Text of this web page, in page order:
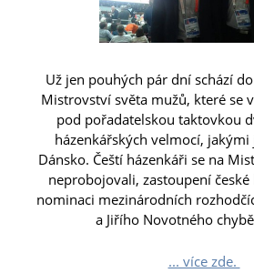
Už jen pouhých pár dní schází
Mistrovství světa mužů, které se
pod pořadatelskou taktovkou
házenkářských velmocí, jakými
Dánsko. Čeští házenkáři se na
neprobojovali, zastoupení české
nominaci mezinárodních
a Jiřího Novotného
... více zde.